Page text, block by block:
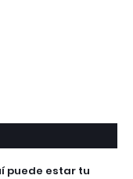
puede estar tu